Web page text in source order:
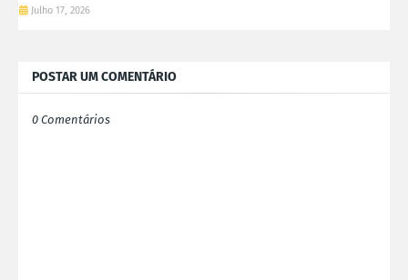
Julho 17, 2026
POSTAR UM COMENTÁRIO
0 Comentários